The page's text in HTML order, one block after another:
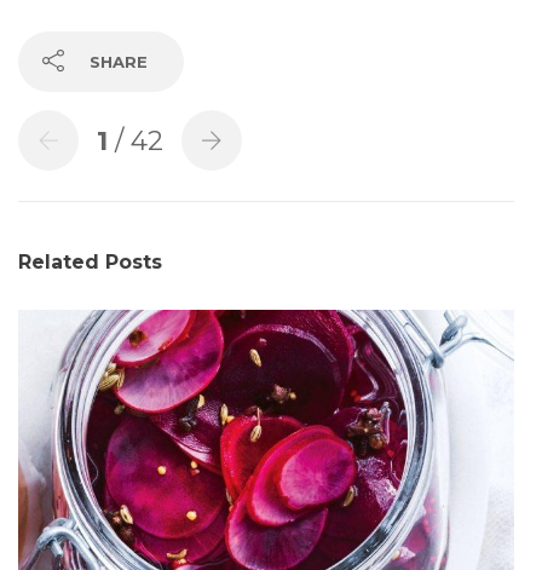
SHARE
1 / 42
Related Posts